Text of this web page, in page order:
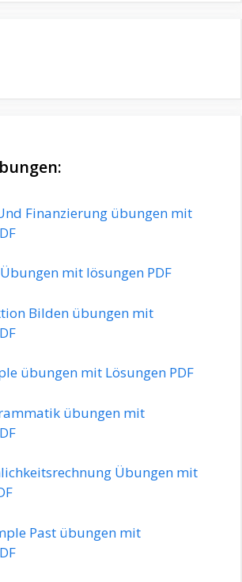
Finanzierung übungen mit
mit lösungen PDF
Bilden übungen mit
übungen mit Lösungen PDF
übungen mit
Übungen mit
Past übungen mit